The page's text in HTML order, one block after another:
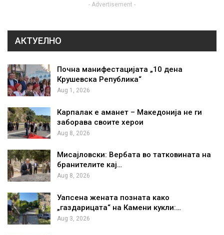
- Advertisement -
АКТУЕЛНО
Почна манифестацијата „10 дена
Крушевска Република“
Aug 1, 2026
Карпалак е аманет – Македонија не ги
заборава своите херои
Aug 8, 2026
Мисајловски: Вербата во татковината на
бранителите кај…
Aug 8, 2026
Уапсена жената позната како
„газдарицата“ на Камени кукли:…
Aug 3, 2026